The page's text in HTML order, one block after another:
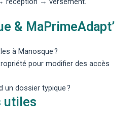
& MaPrimeAdapt’
à Manosque ?
pour modifier des accès
un dossier typique ?
utiles